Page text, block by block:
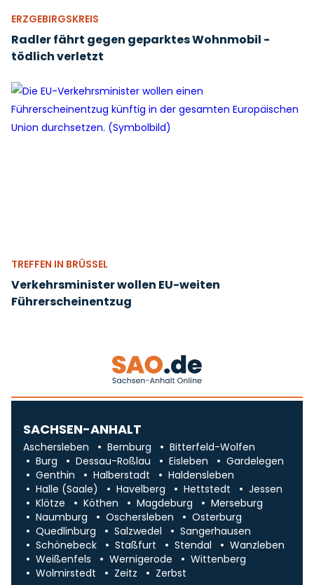
ERZGEBIRGSKREIS
Radler fährt gegen geparktes Wohnmobil -
tödlich verletzt
TREFFEN IN BRÜSSEL
Verkehrsminister wollen EU-weiten
Führerscheinentzug
SACHSEN-ANHALT
Aschersleben Bernburg
Bitterfeld-Wolfen
Burg
Dessau-Roßlau Eisleben
Gardelegen
Genthin
Halberstadt
Haldensleben
Halle (Saale)
Havelberg Hettstedt
Jessen
Klötze
Köthen Magdeburg
Merseburg
Naumburg
Oschersleben
Osterburg
Quedlinburg
Salzwedel
Sangerhausen
Schönebeck
Staßfurt Stendal
Wanzleben
Weißenfels
Wernigerode
Wittenberg
Wolmirstedt
Zeitz Zerbst